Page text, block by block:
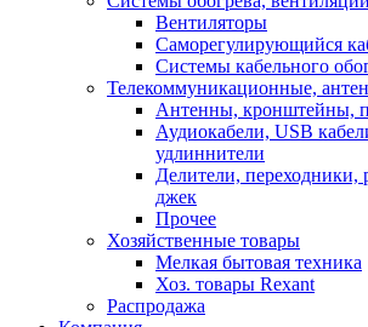
Вентиляторы
Саморегулирующийся
Системы кабельного
Телекоммуникационные,
Антенны, кронштейны,
Аудиокабели, USB
удлиннители
Делители, переходники,
джек
Прочее
Хозяйственные товары
Мелкая бытовая техника
Хоз. товары Rexant
Распродажа